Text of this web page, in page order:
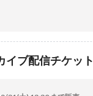
イブ配信チケット